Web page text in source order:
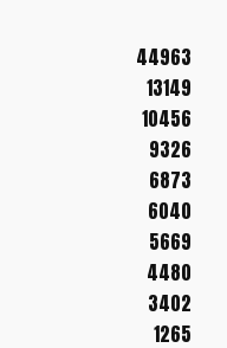
44963
13149
10456
9326
6873
6040
5669
4480
3402
1265